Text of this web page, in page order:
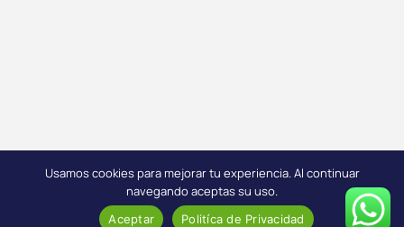
Usamos cookies para mejorar tu experiencia. Al continuar
navegando aceptas su uso.
Aceptar Politíca de Privacidad